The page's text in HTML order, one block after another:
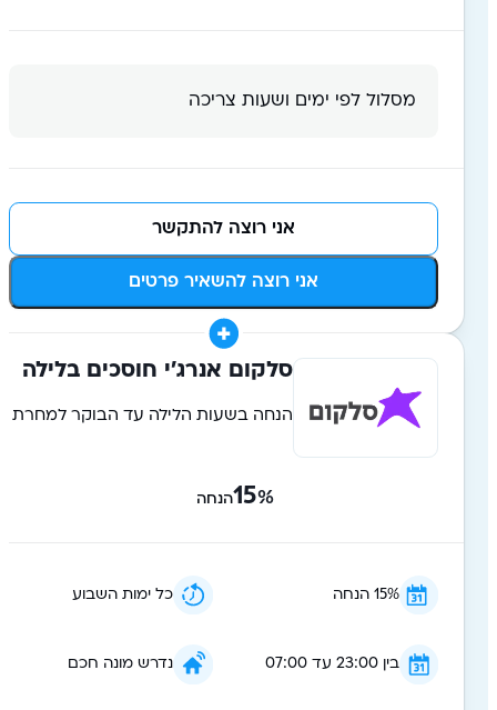
מסלול לפי ימים ושעות צריכה
אני רוצה להשאיר פרטים
אני רוצה להתקשר
סלקום אנרג'י חוסכים בלילה
הנחה בשעות הלילה עד הבוקר למחרת
15% הנחה
15% הנחה כל ימות השבוע
בין 23:00 עד 07:00 נדרש מונה חכם